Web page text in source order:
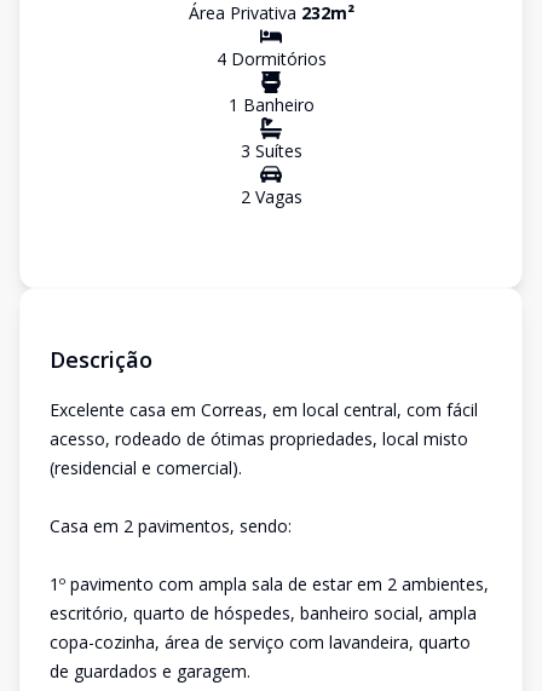
Área Privativa 232m²
4Dormitórios
1 Banheiro
3 Suítes
2Vagas
Descrição
Excelente casa em Correas, em local central, com fácil
acesso, rodeado de ótimas propriedades, local misto
(residencial e comercial).
Casa em 2 pavimentos, sendo:
1º pavimento com ampla sala de estar em 2 ambientes,
escritório, quarto de hóspedes, banheiro social, ampla
copa-cozinha, área de serviço com lavandeira, quarto
de guardados e garagem.